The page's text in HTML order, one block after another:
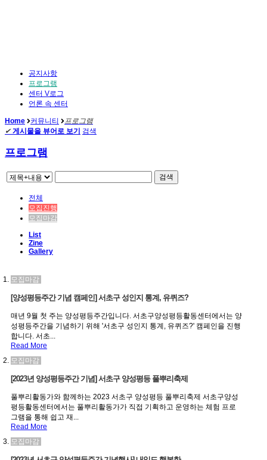
공지사항
프로그램
센터 V로그
언론 속 센터
Home 커뮤니티
프로그램
✔ 게시물을 뷰어로 보기 검색
프로그램
검색
전체
모집진행
모집마감
List
Zine
Gallery
모집마감
[양성평등주간 기념 캠페인] 서초구 성인지 통계, 유퀴즈?
매년 9월 첫 주는 양성평등주간입니다. 서초구양성평등활동센터에서는 양
성평등주간을 기념하기 위해 '서초구 성인지 통계, 유퀴즈?' 캠페인을 진행
합니다. 서초...
Read More
모집마감
[2023년 양성평등주간 기념] 서초구 양성평등 풀뿌리축제
풀뿌리활동가와 함께하는 2023 서초구 양성평등 풀뿌리축제 서초구양성
평등활동센터에서는 풀뿌리활동가가 직접 기획하고 운영하는 체험 프로
그램을 통해 쉽고 재...
Read More
모집마감